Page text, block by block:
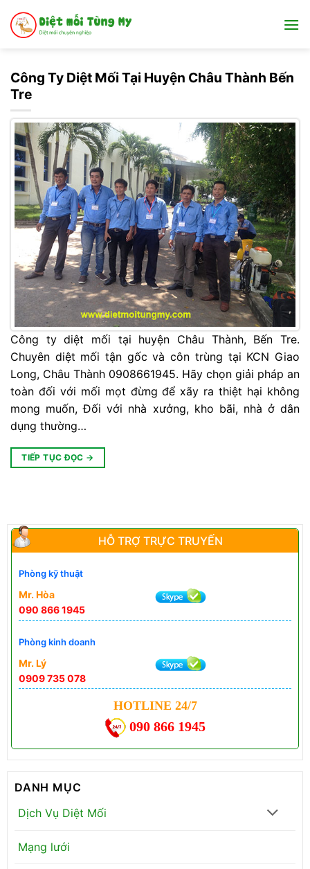
qua
HỖ TRỢ TRỰC TRUYẾN
Phòng kỹ thuật
Mr. Hòa
090 866 1945
Phòng kinh doanh
Mr. Lý
0909 735 078
HOTLINE 24/7
090 866 1945
DANH MỤC
Dịch Vụ Diệt Mối
Mạng lưới
Công Ty Diệt Mối Tại Huyện Châu Thành Bến
Tre
Công ty diệt mối tại huyện Châu Thành, Bến Tre.
Chuyên diệt mối tận gốc và côn trùng tại KCN Giao
Long, Châu Thành 0908661945. Hãy chọn giải pháp an
toàn đối với mối mọt đừng để xãy ra thiệt hại không
mong muốn, Đối với nhà xưởng, kho bãi, nhà ở dân
dụng thường…
TIẾP TỤC ĐỌC →